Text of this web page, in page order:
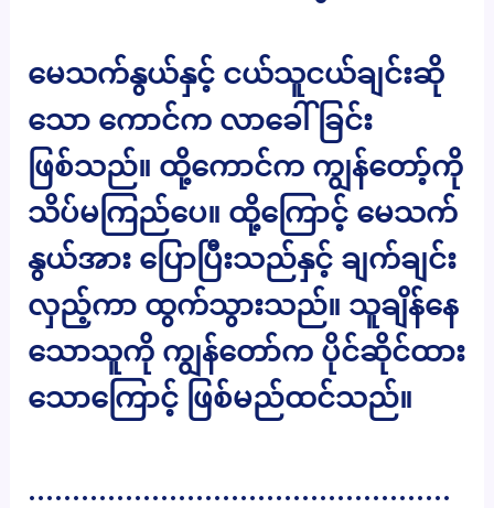
မေသက်နွယ်နှင့် ငယ်သူငယ်ချင်းဆို
သော ကောင်က လာခေါ်ခြင်း
ဖြစ်သည်။ ထို့ကောင်က ကျွန်တော့်ကို
သိပ်မကြည်ပေ။ ထို့ကြောင့် မေသက်
နွယ်အား ပြောပြီးသည်နှင့် ချက်ချင်း
လှည့်ကာ ထွက်သွားသည်။ သူချိန်နေ
သောသူကို ကျွန်တော်က ပိုင်ဆိုင်ထား
သောကြောင့် ဖြစ်မည်ထင်သည်။
…………………………………………